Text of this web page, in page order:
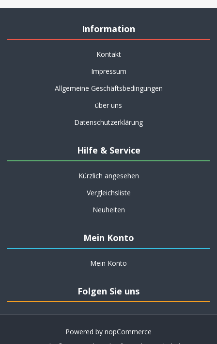
Information
Kontakt
Impressum
Allgemeine Geschäftsbedingungen
über uns
Datenschutzerklärung
Hilfe & Service
Kürzlich angesehen
Vergleichsliste
Neuheiten
Mein Konto
Mein Konto
Folgen Sie uns
Powered by nopCommerce